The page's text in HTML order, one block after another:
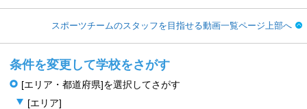
スポーツチームのスタッフを目指せる動画一覧ページ上部へ
条件を変更して学校をさがす
[エリア・都道府県]を選択してさがす
[エリア]